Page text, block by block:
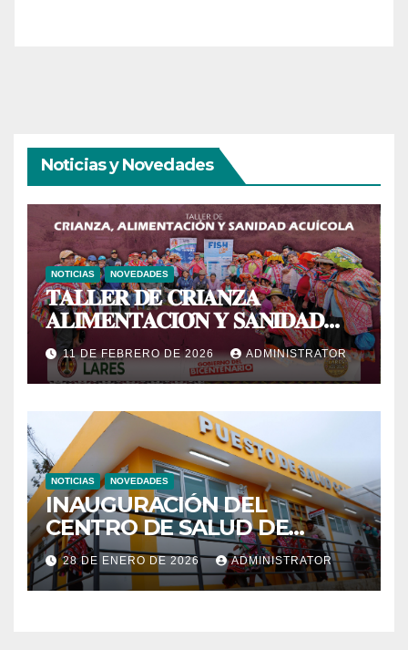
Noticias y Novedades
NOTICIAS NOVEDADES
𝐓𝐀𝐋𝐋𝐄𝐑 𝐃𝐄 𝐂𝐑𝐈𝐀𝐍𝐙𝐀
𝐀𝐋𝐈𝐌𝐄𝐍𝐓𝐀𝐂𝐈𝐎́𝐍 𝐘 𝐒𝐀𝐍𝐈𝐃𝐀𝐃
𝐀𝐂𝐔𝐈́𝐂𝐎𝐋𝐀
11 DE FEBRERO DE 2026 ADMINISTRATOR
NOTICIAS NOVEDADES
INAUGURACIÓN DEL
CENTRO DE SALUD DE
PRIMER NIVEL DEL CENTRO
POBLADO DE CCACHIN
28 DE ENERO DE 2026 ADMINISTRATOR